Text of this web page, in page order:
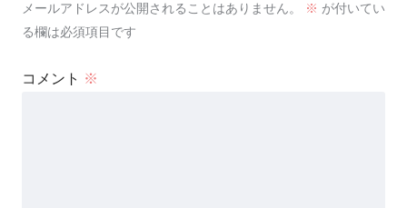
メールアドレスが公開されることはありません。 ※ が付いてい
る欄は必須項目です
コメント ※